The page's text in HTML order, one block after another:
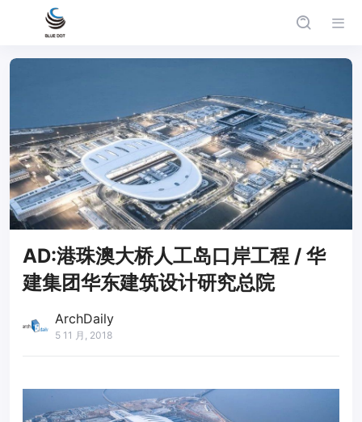
AD:港珠澳大桥人工岛口岸工程 / 华
建集团华东建筑设计研究总院
ArchDaily
5 11 月, 2018